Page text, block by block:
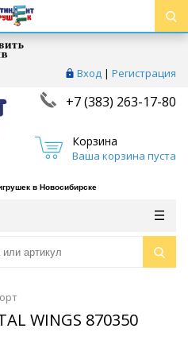
Вход | Регистрация
+7 (383) 263-17-80
Корзина
Ваша корзина пуста
в Новосибирске
WINGS 870350